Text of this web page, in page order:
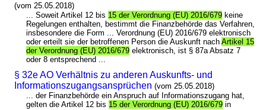
(vom 25.05.2018)
... Soweit Artikel 12 bis 15 der Verordnung (EU) 2016/679 keine
Regelungen enthalten, bestimmt die Finanzbehörde das Verfahren,
insbesondere die Form ... Verordnung (EU) 2016/679 elektronisch
oder erteilt sie der betroffenen Person die Auskunft nachArtikel 15
der Verordnung (EU) 2016/679 elektronisch, ist § 87a Absatz 7
oder 8 entsprechend ...
§ 32e AO Verhältnis zu anderen Auskunfts- und
Informationszugangsansprüchen (vom 25.05.2018)
... der Finanzbehörde ein Anspruch auf Informationszugang hat,
gelten die Artikel 12 bis 15 der Verordnung (EU) 2016/679 in